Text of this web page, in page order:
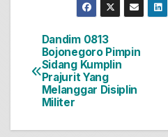
Navigasi
pos
Dandim 0813
Bojonegoro Pimpin
Sidang Kumplin
Prajurit Yang
Melanggar Disiplin
Militer